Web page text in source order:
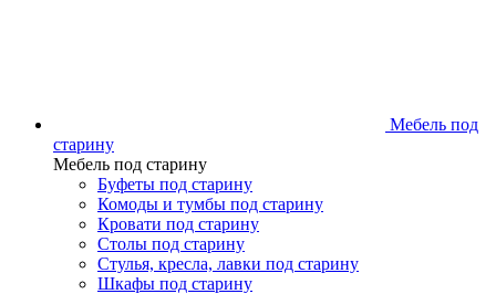
Мебель под
старину
Мебель под старину
Буфеты под старину
Комоды и тумбы под старину
Кровати под старину
Столы под старину
Стулья, кресла, лавки под старину
Шкафы под старину